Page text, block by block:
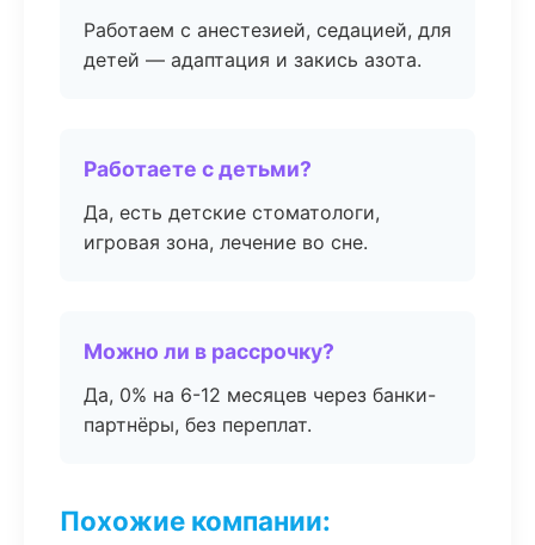
Работаем с анестезией, седацией, для
детей — адаптация и закись азота.
Работаете с детьми?
Да, есть детские стоматологи,
игровая зона, лечение во сне.
Можно ли в рассрочку?
Да, 0% на 6-12 месяцев через банки-
партнёры, без переплат.
Похожие компании: